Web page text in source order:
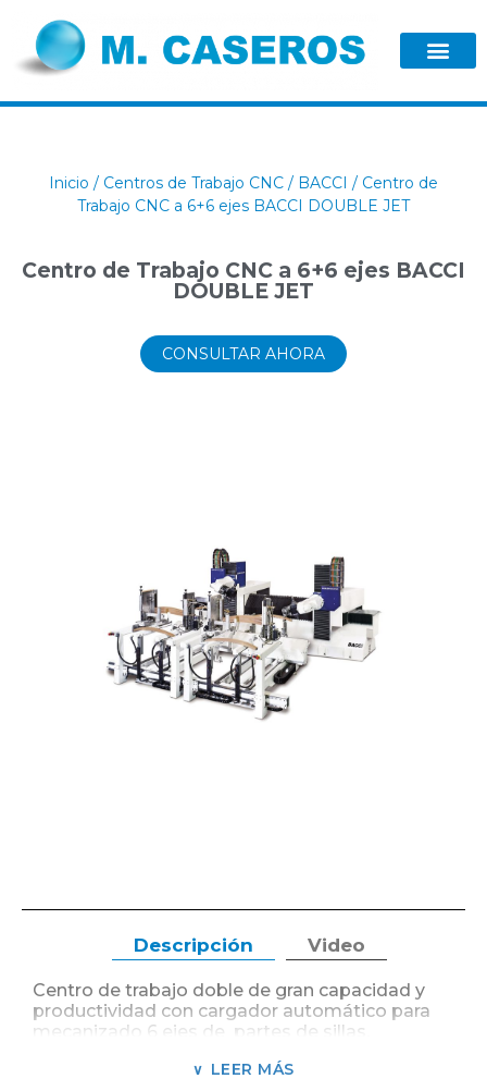
Inicio / Centros de Trabajo CNC / BACCI / Centro de
Trabajo CNC a 6+6 ejes BACCI DOUBLE JET
Centro de Trabajo CNC a 6+6 ejes BACCI
DOUBLE JET
CONSULTAR AHORA
Descripción Video
Centro de trabajo doble de gran capacidad y
productividad con cargador automático para
mecanizado 6 ejes de partes de sillas.
LEER MÁS